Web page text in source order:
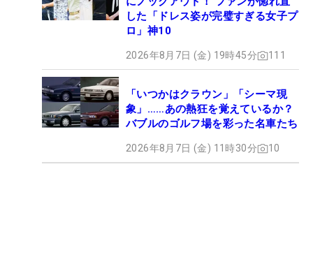
した「ドレス姿が完璧すぎる女子プ
ロ」神10
2026年8月7日 (金) 19時45分 111
「いつかはクラウン」「シーマ現
象」……あの熱狂を覚えているか？
バブルのゴルフ場を彩った名車たち
2026年8月7日 (金) 11時30分 10